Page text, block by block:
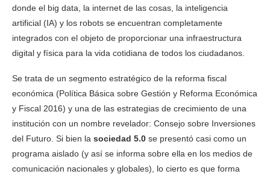
donde el big data, la internet de las cosas, la inteligencia
artificial (IA) y los robots se encuentran completamente
integrados con el objeto de proporcionar una infraestructura
digital y física para la vida cotidiana de todos los ciudadanos.
Se trata de un segmento estratégico de la reforma fiscal
económica (Política Básica sobre Gestión y Reforma Económica
y Fiscal 2016) y una de las estrategias de crecimiento de una
institución con un nombre revelador: Consejo sobre Inversiones
del Futuro. Si bien la sociedad 5.0 se presentó casi como un
programa aislado (y así se informa sobre ella en los medios de
comunicación nacionales y globales), lo cierto es que forma